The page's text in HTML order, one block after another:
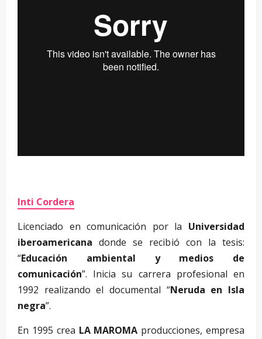
Inti Cordera
Licenciado en comunicación por la Universidad
iberoamericana donde se recibió con la tesis:
“Educación ambiental y medios de
comunicación”. Inicia su carrera profesional en
1992 realizando el documental “Neruda en Isla
negra”.
En 1995 crea LA MAROMA producciones, empresa